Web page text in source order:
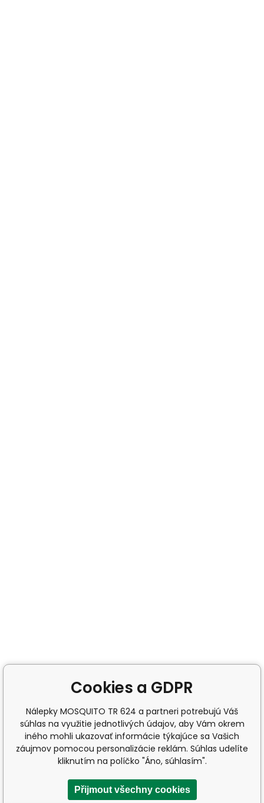
Cookies a GDPR
Nálepky MOSQUITO TR 624 a partneri potrebujú Váš
súhlas na využitie jednotlivých údajov, aby Vám okrem
iného mohli ukazovať informácie týkajúce sa Vašich
záujmov pomocou personalizácie reklám. Súhlas udelíte
kliknutím na políčko "Áno, súhlasím".
Přijmout všechny cookies